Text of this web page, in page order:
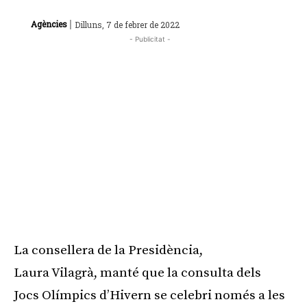
Agències | Dilluns, 7 de febrer de 2022
- Publicitat -
La consellera de la Presidència,
Laura Vilagrà, manté que la consulta dels
Jocs Olímpics d’Hivern se celebri només a les